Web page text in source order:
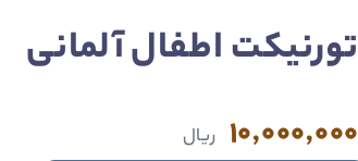
تورنیکت اطفال آلمانی
10,000,000 ریال